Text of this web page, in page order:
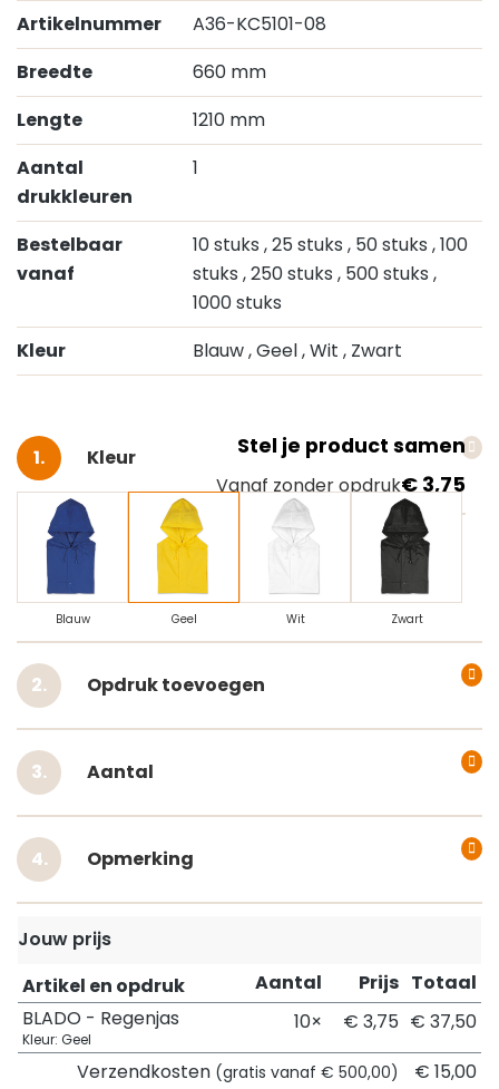
Artikelnummer
A36-KC5101-08
Breedte
660 mm
Lengte
1210 mm
Aantal
drukkleuren
1
Bestelbaar
vanaf
10 stuks , 25 stuks , 50 stuks , 100
stuks , 250 stuks , 500 stuks ,
1000 stuks
Kleur
Blauw, Geel, Wit , Zwart
Stel je product samen
Vanaf zonder opdruk€ 3,75
Selecteer
Kleur
Blauw Geel Wit Zwart
Opdruk toevoegen
Aantal
Opmerking
Jouw prijs
Artikel en opdruk
Aantal Prijs Totaal
BLADO - Regenjas
Kleur: Geel
10× € 3,75 € 37,50
Verzendkosten (gratis vanaf € 500,00) € 15,00